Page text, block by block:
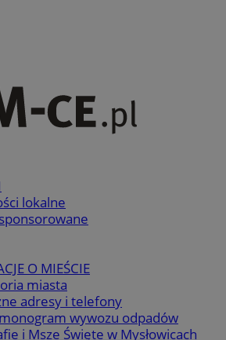
lokalne
O MIEŚCIE
miasta
adresy i telefony
wywozu odpadów
i Msze Święte w Mysłowicach